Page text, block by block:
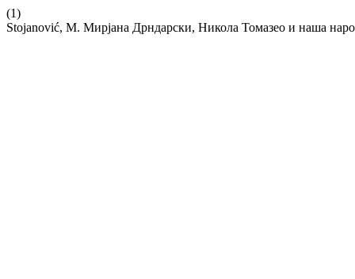
(1)
Stojanović, M. Мирјана Дрндарски, Никола Томазео и наша